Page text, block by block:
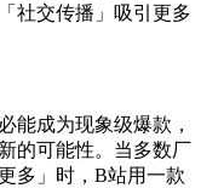
社交传播」 吸引更多
能成为现象级爆款，
的可能性。 当多数厂
多」时， B站用一款